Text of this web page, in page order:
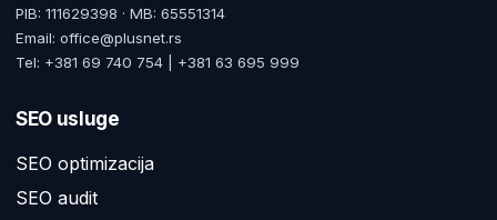
PIB: 111629398 · MB: 65551314
Email: office@plusnet.rs
Tel: +381 69 740 754 | +381 63 695 999
SEO usluge
SEO optimizacija
SEO audit